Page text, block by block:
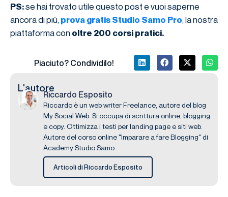
PS:se hai trovato utile questo post e vuoi saperne
ancora di più, prova gratis Studio Samo Pro, la nostra
piattaforma con oltre 200 corsi pratici.
Piaciuto? Condividilo!
L'autore
Riccardo Esposito
Riccardo è un web writer Freelance, autore del blog
My Social Web. Si occupa di scrittura online, blogging
e copy. Ottimizza i testi per landing page e siti web.
Autore del corso online "Imparare a fare Blogging" di
Academy Studio Samo.
Articoli di Riccardo Esposito